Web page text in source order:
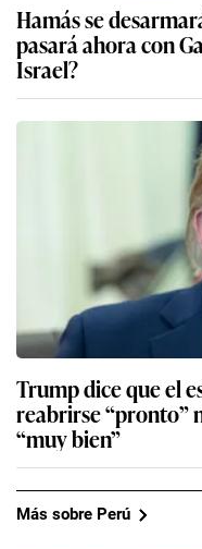
Hamás se
pasará ahora con
Israel?
Trump dice que el
reabrirse “pronto”
“muy bien”
Más sobre Perú